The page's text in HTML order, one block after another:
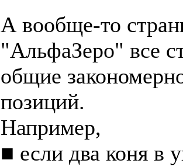
А вообще-то
"АльфаЗеро" все
общие
позиций.
Например,
■ если два коня в